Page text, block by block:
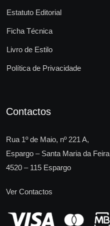
Estatuto Editorial
Ficha Técnica
Livro de Estilo
Política de Privacidade
Contactos
Rua 1º de Maio, nº 221 A,
Espargo – Santa Maria da Feira
4520 – 115 Espargo
Ver Contactos